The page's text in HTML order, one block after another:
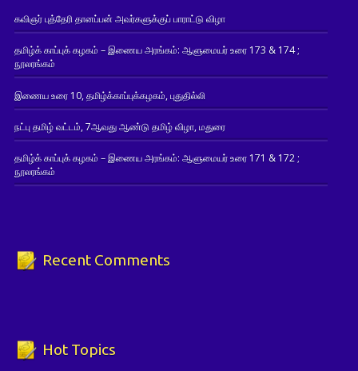
கவிஞர் புத்தேரி தானப்பன் அவர்களுக்குப் பாராட்டு விழா
தமிழ்க் காப்புக் கழகம் – இணைய அரங்கம்: ஆளுமையர் உரை 173 & 174 ;
நூலரங்கம்
இணைய உரை 10, தமிழ்க்காப்புக்கழகம், புதுதில்லி
நட்பு தமிழ் வட்டம், 7ஆவது ஆண்டு தமிழ் விழா, மதுரை
தமிழ்க் காப்புக் கழகம் – இணைய அரங்கம்: ஆளுமையர் உரை 171 & 172 ;
நூலரங்கம்
Recent Comments
Hot Topics